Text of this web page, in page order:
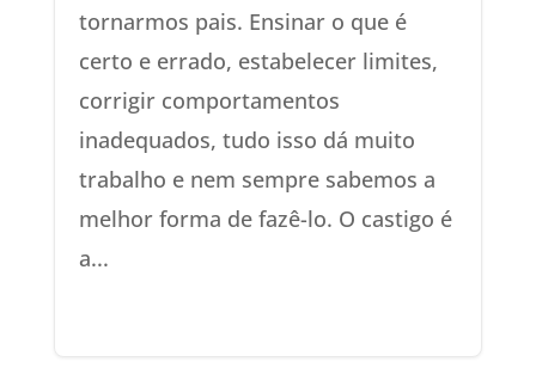
tornarmos pais. Ensinar o que é
certo e errado, estabelecer limites,
corrigir comportamentos
inadequados, tudo isso dá muito
trabalho e nem sempre sabemos a
melhor forma de fazê-lo. O castigo é
a...